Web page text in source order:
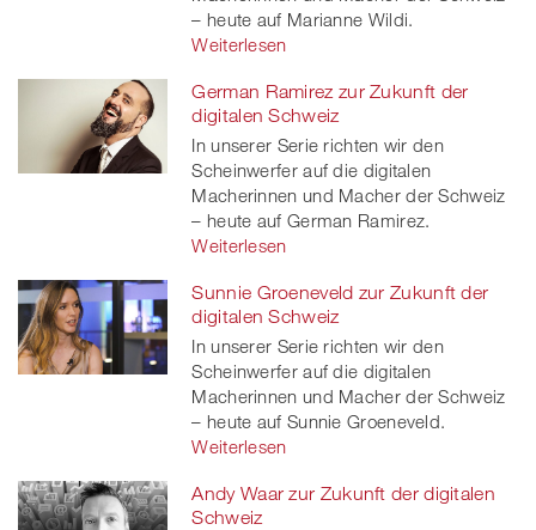
– heute auf Marianne Wildi.
Weiterlesen
German Ramirez zur Zukunft der
digitalen Schweiz
In unserer Serie richten wir den
Scheinwerfer auf die digitalen
Macherinnen und Macher der Schweiz
– heute auf German Ramirez.
Weiterlesen
Sunnie Groeneveld zur Zukunft der
digitalen Schweiz
In unserer Serie richten wir den
Scheinwerfer auf die digitalen
Macherinnen und Macher der Schweiz
– heute auf Sunnie Groeneveld.
Weiterlesen
Andy Waar zur Zukunft der digitalen
Schweiz